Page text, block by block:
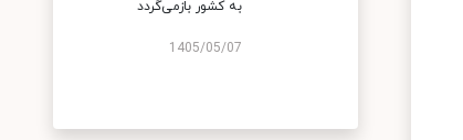
به کشور بازمی‌گردد
1405/05/07